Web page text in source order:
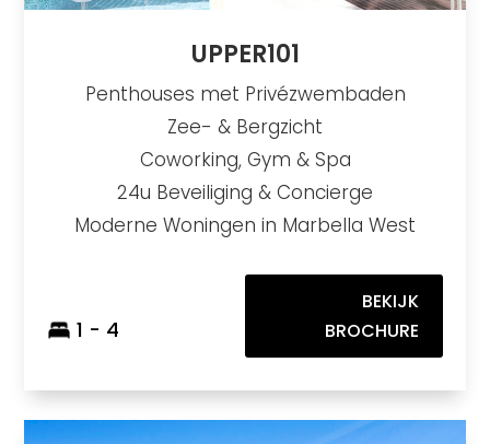
UPPER101
Penthouses met Privézwembaden
Zee- & Bergzicht
Coworking, Gym & Spa
24u Beveiliging & Concierge
Moderne Woningen in Marbella West
1 - 4
BEKIJK
BROCHURE